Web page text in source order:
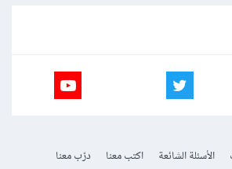
الأسئلة الشائعة اكتب معنا
درّب معنا